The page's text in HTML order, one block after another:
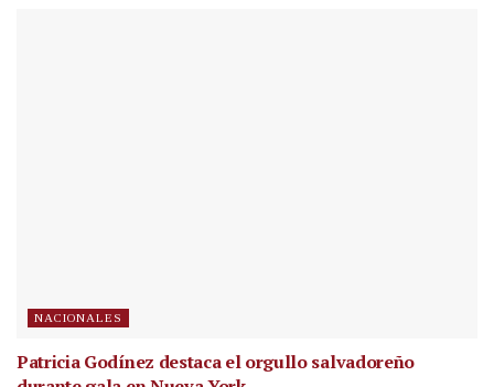
NACIONALES
Patricia Godínez destaca el orgullo salvadoreño